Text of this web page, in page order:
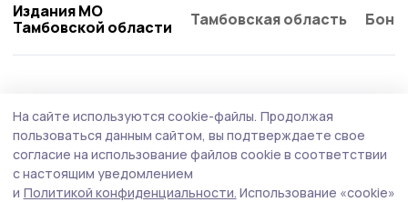
Издания МО
Тамбовской области
Тамбовская область
На сайте используются cookie-файлы. Продолжая
пользоваться данным сайтом, вы подтверждаете свое
согласие на использование файлов cookie в соответствии
с настоящим уведомлением
и Политикой конфиденциальности. Использование «cookie»